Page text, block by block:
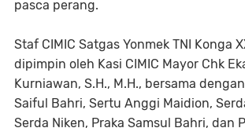
pasca perang.
Staf CIMIC Satgas Yonmek TNI Konga
dipimpin oleh Kasi CIMIC Mayor Chk
Kurniawan, S.H., M.H., bersama
Saiful Bahri, Sertu Anggi Maidion,
Serda Niken, Praka Samsul Bahri, dan